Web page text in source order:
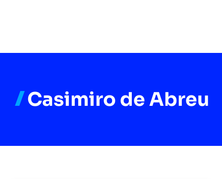
Casimiro de Abreu